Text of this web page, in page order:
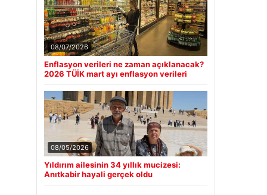
08/07/2026
Enflasyon verileri ne zaman açıklanacak?
2026 TÜİK mart ayı enflasyon verileri
08/05/2026
Yıldırım ailesinin 34 yıllık mucizesi:
Anıtkabir hayali gerçek oldu